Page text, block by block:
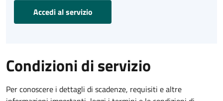
Accedi al servizio
Condizioni di servizio
Per conoscere i dettagli di scadenze, requisiti e altre